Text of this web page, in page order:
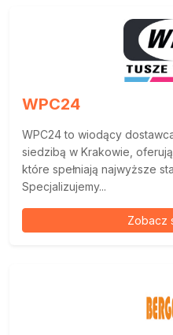
WPC24
WPC24 to wiodący
siedzibą w Krakowie,
które spełniają najwyższe
Specjalizujemy...
Zobacz